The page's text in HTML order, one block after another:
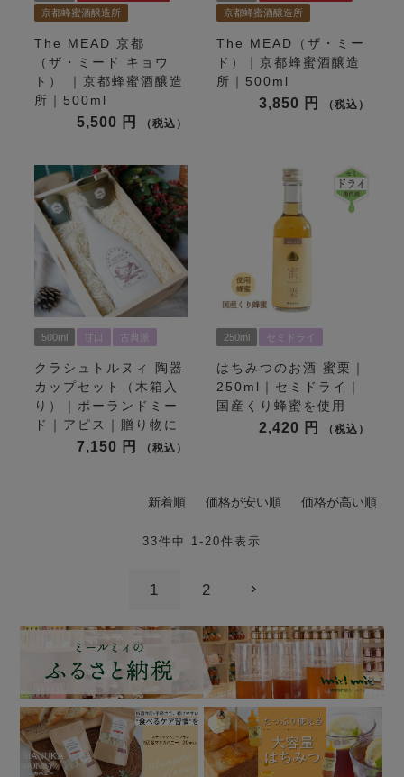
京都蜂蜜酒醸造所
The MEAD 京都
（ザ・ミード キョウ
ト） ｜京都蜂蜜酒醸造
所｜500ml
5,500 税込
京都蜂蜜酒醸造所
The MEAD（ザ・ミー
ド）｜京都蜂蜜酒醸造
所｜500ml
3,850 税込
500ml 甘口 古典派
クラシュトルヌィ 陶器
カップセット（木箱入
り）｜ポーランドミー
ド｜アピス｜贈り物に
7,150 税込
250ml セミドライ
はちみつのお酒 蜜栗｜
250ml｜セミドライ｜
国産くり蜂蜜を使用
2,420 税込
新着順 価格が安い順 価格が高い順
33件中 1-20件表示
1 2